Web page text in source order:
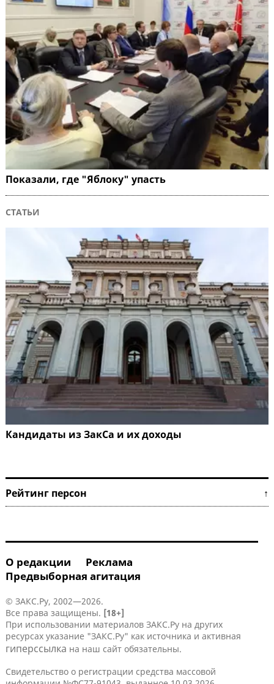
Показали, где "Яблоку" упасть
СТАТЬИ
Кандидаты из ЗакСа и их доходы
Рейтинг персон ↑
О редакции
Реклама
Предвыборная агитация
© ЗАКС.Ру, 2002—2026.
Все права защищены. [18+]
При использовании материалов ЗАКС.Ру на других
ресурсах указание "ЗАКС.Ру" как источника и активная
гиперссылка на наш сайт обязательны.
Свидетельство о регистрации средства массовой